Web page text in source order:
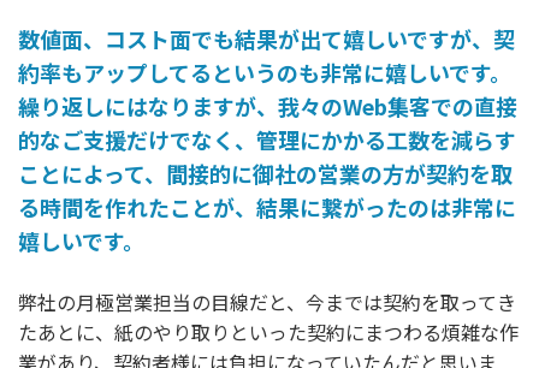
数値面、コスト面でも結果が出て嬉しいですが、契
約率もアップしてるというのも非常に嬉しいです。
繰り返しにはなりますが、我々のWeb集客での直接
的なご支援だけでなく、管理にかかる工数を減らす
ことによって、間接的に御社の営業の方が契約を取
る時間を作れたことが、結果に繋がったのは非常に
嬉しいです。
弊社の月極営業担当の目線だと、今までは契約を取ってき
たあとに、紙のやり取りといった契約にまつわる煩雑な作